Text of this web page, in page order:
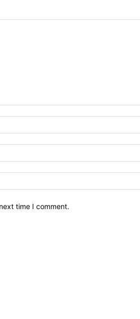
time I comment.